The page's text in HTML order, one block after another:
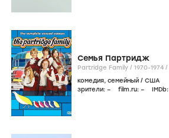
Семья Партридж
Partridge Family / 1970-1974 /
комедия, семейный / США
зрители: – film.ru: – IMDb: